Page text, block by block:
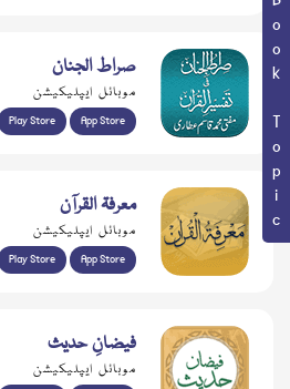
Book Topic صراط الجنان
موبائل ایپلیکیشن
Play Store App Store
معرفۃ القرآن
موبائل ایپلیکیشن
Play Store App Store
فیضانِ حدیث
موبائل ایپلیکیشن